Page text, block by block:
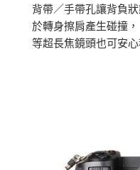
背帶／手帶孔讓背負
於轉身擦肩產生碰撞
等超長焦鏡頭也可安